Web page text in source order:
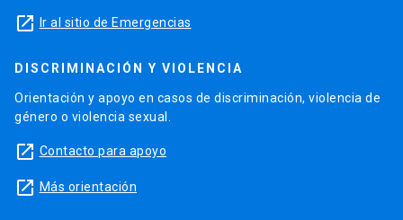
launch Ir al sitio de Emergencias
DISCRIMINACIÓN Y VIOLENCIA
Orientación y apoyo en casos de discriminación, violencia de
género o violencia sexual.
launch Contacto para apoyo
launch Más orientación